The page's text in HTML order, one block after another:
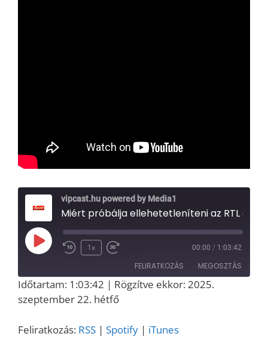
vipcast.hu powered by Media1
Play
1x 00:00 / 1:03:42
FELIRATKOZÁS MEGOSZTÁS
RSS
MEGOSZT
ÁS
LINK
Időtartam: 1:03:42 | Rögzítve ekkor: 2025.
szeptember 22. hétfő
Feliratkozás: RSS | Spotify | iTunes